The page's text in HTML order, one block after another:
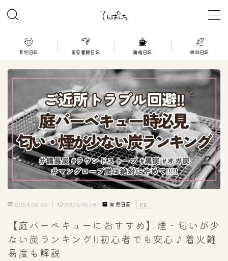
MENU
育児日記
美容奮闘日記
離婚日記
雑談日記
育児日記 美容奮闘日記 離婚日記 雑談日記
2024.05.25 2025.06.18 育児日記 PR
【庭バーベキューにおすすめ】煙・匂いが少
ない炭ランキング!!初心者でも安心♪着火難
易度も解説